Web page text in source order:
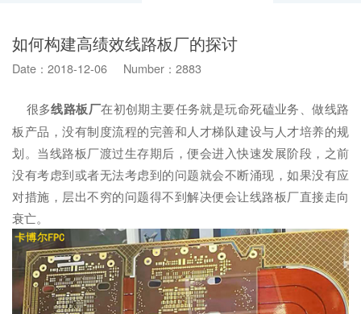
如何构建高绩效线路板厂的探讨
Date：2018-12-06 Number：2883
很多线路板厂在初创期主要任务就是玩命死磕业务、做线路
板产品，没有制度流程的完善和人才梯队建设与人才培养的规
划。当线路板厂渡过生存期后，便会进入快速发展阶段，之前
没有考虑到或者无法考虑到的问题就会不断涌现，如果没有应
对措施，层出不穷的问题得不到解决便会让线路板厂直接走向
衰亡。